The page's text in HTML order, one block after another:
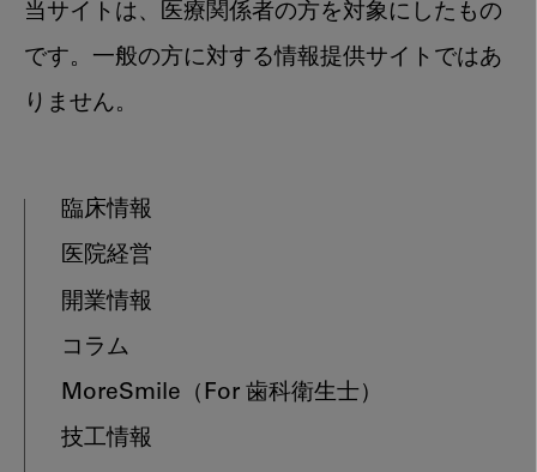
当サイトは、医療関係者の方を対象にしたもの
です。一般の方に対する情報提供サイトではあ
りません。
臨床情報
医院経営
開業情報
コラム
MoreSmile （For 歯科衛生士）
技工情報